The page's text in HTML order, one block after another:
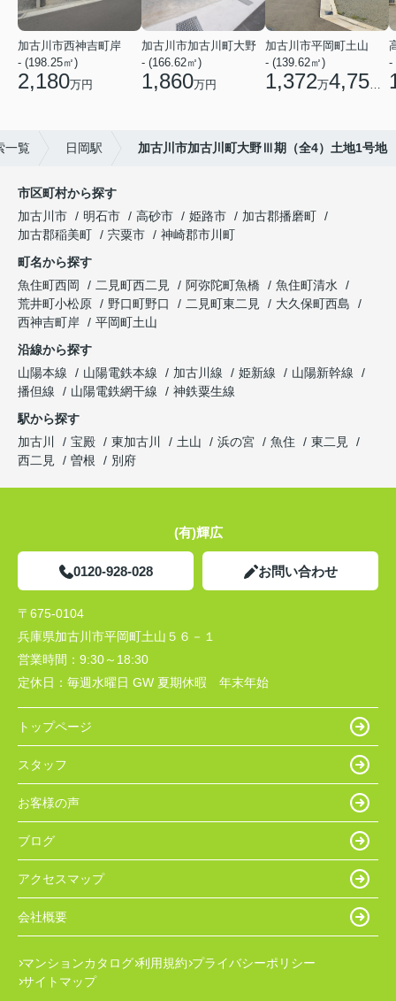
加古川市西神吉町岸
- (198.25㎡)
2,180万円
加古川市加古川町大野
- (166.62㎡)
1,860万円
加古川市平岡町土山
- (139.62㎡)
1,372万4,750 円
-
一覧 日岡駅 加古川市加古川町大野Ⅲ期（全4）土地1号地
市区町村から探す
加古川市
明石市 高砂市 姫路市
加古郡播磨町
加古郡稲美町
宍粟市
神崎郡市川町
町名から探す
魚住町西岡
二見町西二見 阿弥陀町魚橋
魚住町清水
荒井町小松原
野口町野口 二見町東二見
大久保町西島
西神吉町岸
平岡町土山
沿線から探す
山陽本線
山陽電鉄本線 加古川線 姫新線
山陽新幹線
播但線
山陽電鉄網干線
神鉄粟生線
駅から探す
加古川
宝殿 東加古川 土山 浜の宮 魚住
東二見
西二見
曽根 別府
(有)輝広
0120-928-028 お問い合わせ
〒675-0104
兵庫県加古川市平岡町土山５６－１
営業時間： 9:30～18:30
定休日： 毎週水曜日 GW 夏期休暇 年末年始
トップページ
スタッフ
お客様の声
ブログ
アクセスマップ
会社概要
マンションカタログ 利用規約 プライバシーポリシー
サイトマップ